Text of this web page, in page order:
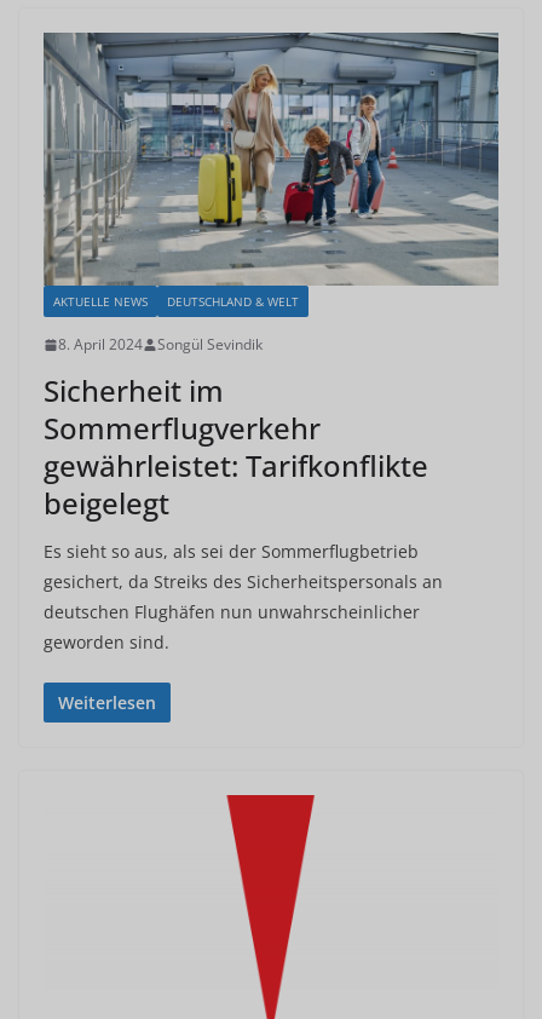
AKTUELLE NEWS DEUTSCHLAND & WELT
8. April 2024 Songül Sevindik
Sicherheit im
Sommerflugverkehr
gewährleistet: Tarifkonflikte
beigelegt
Es sieht so aus, als sei der Sommerflugbetrieb
gesichert, da Streiks des Sicherheitspersonals an
deutschen Flughäfen nun unwahrscheinlicher
geworden sind.
Weiterlesen